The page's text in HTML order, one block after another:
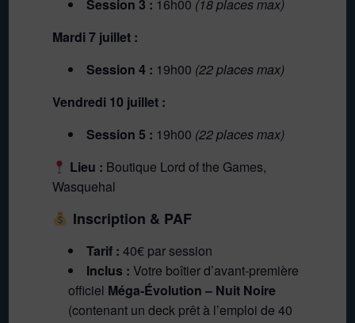
Session 3 : 16h00 (18 places max)
Mardi 7 juillet :
Session 4 : 19h00 (22 places max)
Vendredi 10 juillet :
Session 5 : 19h00 (22 places max)
Lieu : Boutique Lord of the Games,
Wasquehal
Inscription & PAF
Tarif : 40€ par session
Inclus : Votre boîtier d’avant-première
officiel Méga-Évolution – Nuit Noire
(contenant un deck prêt à l’emploi de 40